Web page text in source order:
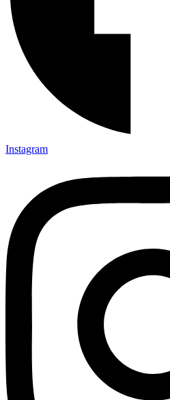
Instagram